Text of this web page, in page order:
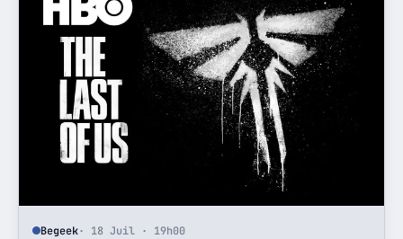
Begeek· 18 Juil · 19h00